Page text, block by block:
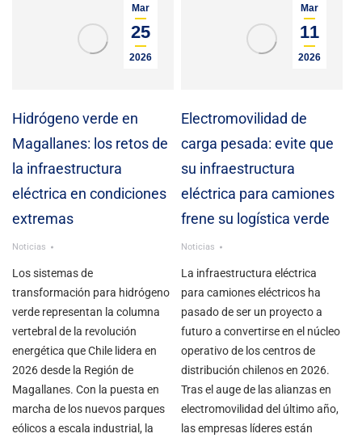
Mar
25
2026
Hidrógeno verde en
Magallanes: los retos de
la infraestructura
eléctrica en condiciones
extremas
Noticias
Los sistemas de
transformación para hidrógeno
verde representan la columna
vertebral de la revolución
energética que Chile lidera en
2026 desde la Región de
Magallanes. Con la puesta en
marcha de los nuevos parques
eólicos a escala industrial, la
Mar
11
2026
Electromovilidad de
carga pesada: evite que
su infraestructura
eléctrica para camiones
frene su logística verde
Noticias
La infraestructura eléctrica
para camiones eléctricos ha
pasado de ser un proyecto a
futuro a convertirse en el núcleo
operativo de los centros de
distribución chilenos en 2026.
Tras el auge de las alianzas en
electromovilidad del último año,
las empresas líderes están